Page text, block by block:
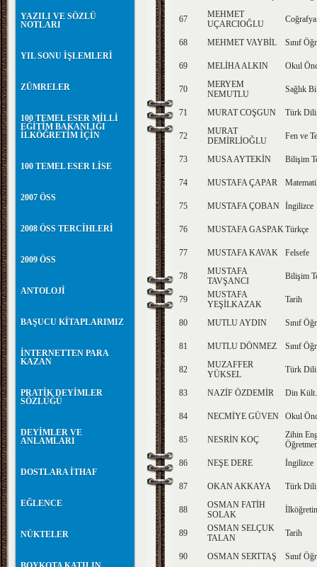
YAZILI VE SÖZLÜ
NOTLARI
YIL SONU İŞLEMLERİ
ZÜMRELER
100 TEMEL ESER MİLLİ
EĞİTİM BAKANLIĞI
İLKÖĞRETİM İÇİN
100 TEMEL ESER LİSE
2007 ÖSS
2008 ÖSS TERCİHLERİ
2009 ÖSS
ANTOLOJİ
BAŞUCU KİTAPLARIMIZ
İNTERNETTEN PARA
KAZAN
PRATİK DEYİMLER
SÖZLÜĞÜ
DEYİMLER VE
ANLAMLARI
DOSTLARA İTHAF
EĞLENCE
NÜKTELER
67
MEHMET
UÇARCIOĞLU
Coğrafya
68 MEHMET VAYBİL Sınıf
69 MELİHA ALKIN Okul
70
MERYEM
NEMUTLU
Sağlık
71 MURAT COŞGUN Türk Dili
72
MURAT
DEMİRLİOĞLU
Fen ve
73 MUSA AYTEKİN Bilişim
74 MUSTAFA ÇAPAR
75 MUSTAFA ÇOBAN İngilizce
76 MUSTAFA GASPAKTürkçe
77 MUSTAFA KAVAK Felsefe
78
MUSTAFA
TAVŞANCI
Bilişim
79
MUSTAFA
YEŞİLKAZAK
Tarih
80 MUTLU AYDIN Sınıf
81 MUTLU DÖNMEZ Sınıf
82
MUZAFFER
YÜKSEL
Türk Dili
83 NAZİF ÖZDEMİR Din
84 NECMİYE GÜVEN Okul
85 NESRİN KOÇ
Zihin
86
NEŞE DERE İngilizce
87 OKAN AKKAYA Türk Dili
88
OSMAN FATİH
SOLAK
89
OSMAN SELÇUK
TALAN
Tarih
90 OSMAN SERTTAŞ Sınıf